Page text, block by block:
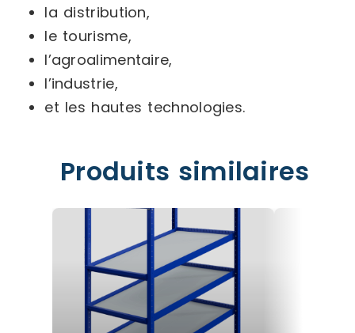
la distribution,
le tourisme,
l’agroalimentaire,
l’industrie,
et les hautes technologies.
Produits similaires